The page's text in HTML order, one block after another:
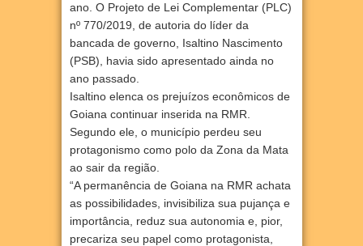
ano. O Projeto de Lei Complementar (PLC)
nº 770/2019, de autoria do líder da
bancada de governo, Isaltino Nascimento
(PSB), havia sido apresentado ainda no
ano passado.
Isaltino elenca os prejuízos econômicos de
Goiana continuar inserida na RMR.
Segundo ele, o município perdeu seu
protagonismo como polo da Zona da Mata
ao sair da região.
“A permanência de Goiana na RMR achata
as possibilidades, invisibiliza sua pujança e
importância, reduz sua autonomia e, pior,
precariza seu papel como protagonista,